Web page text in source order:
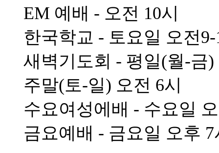
EM 예배 - 오전 10시
한국학교 - 토요일 오전9-
새벽기도회 - 평일(월-금)
주말(토-일) 오전 6시
수요여성에배 - 수요일
금요예배 - 금요일 오후 7